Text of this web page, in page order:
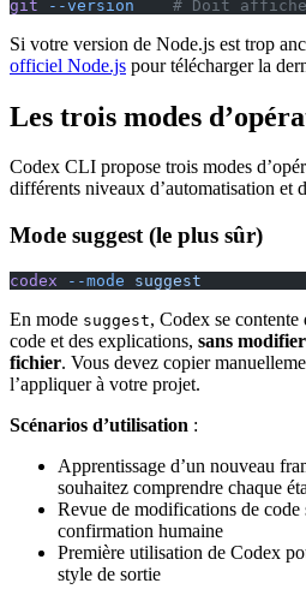
git --version
# Doit
Si votre version de Node.js est trop
officiel Node.js pour télécharger la
Les trois modes
Codex CLI propose trois modes
différents niveaux d’automatisation et
Mode suggest (le plus sûr)
codex --mode suggest
En mode suggest, Codex se
code et des explications, sans
fichier. Vous devez copier
l’appliquer à votre projet.
Scénarios d’utilisation :
Apprentissage d’un nouveau
souhaitez comprendre chaque
Revue de modifications de code
confirmation humaine
Première utilisation de Codex
style de sortie